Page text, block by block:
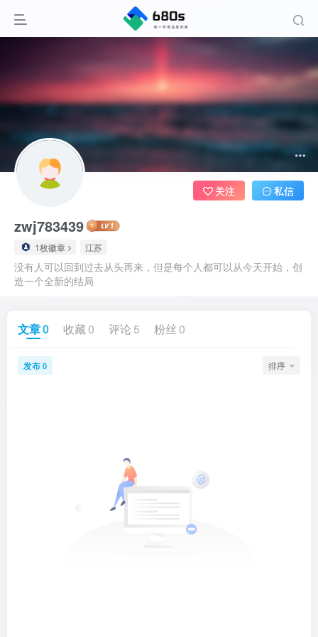
zwj783439
1枚徽章 江苏
没有人可以回到过去从头再来，但是每个人都可以从今天开始，创
造一个全新的结局
关注 私信
文章0 收藏 0 评论 5 粉丝 0
发布 0 排序